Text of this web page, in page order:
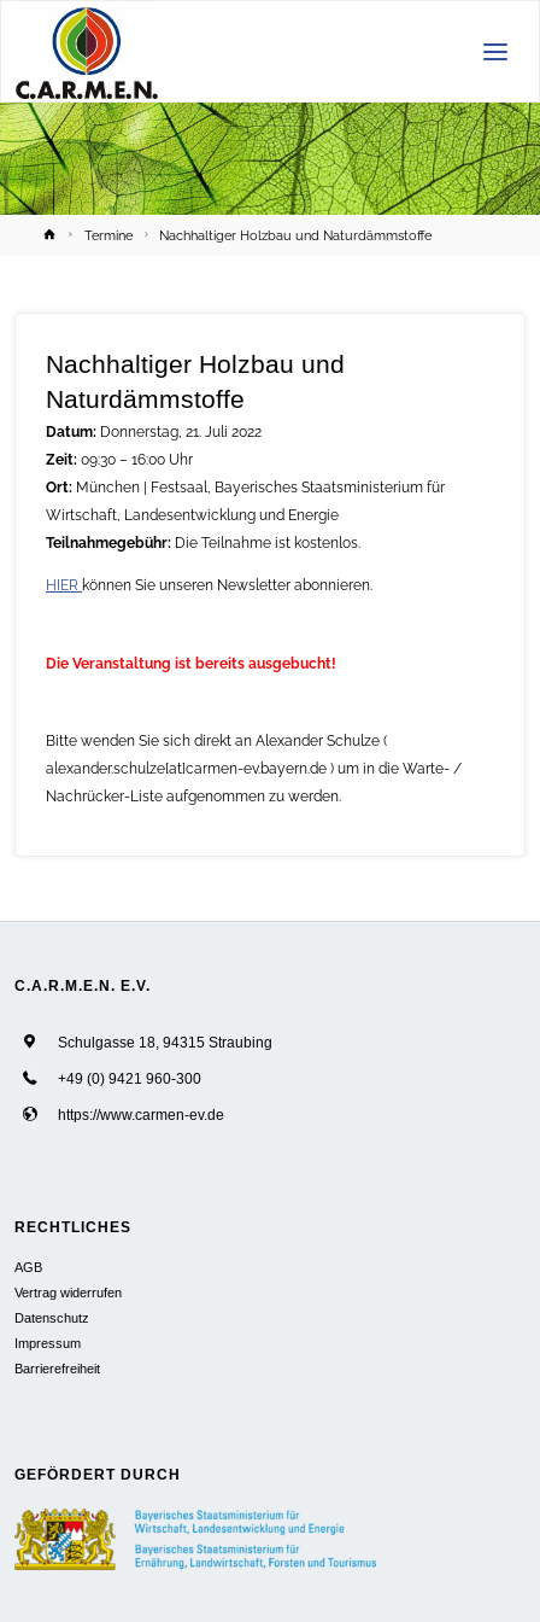
HomeTermine Nachhaltiger Holzbau und Naturdämmstoffe
Nachhaltiger Holzbau und
Naturdämmstoffe
Datum: Donnerstag, 21. Juli 2022
Zeit: 09:30 – 16:00 Uhr
Ort: München | Festsaal, Bayerisches Staatsministerium für
Wirtschaft, Landesentwicklung und Energie
Teilnahmegebühr: Die Teilnahme ist kostenlos.
HIER können Sie unseren Newsletter abonnieren.
Die Veranstaltung ist bereits ausgebucht!
Bitte wenden Sie sich direkt an Alexander Schulze (
alexander.schulze[at]carmen-ev.bayern.de ) um in die Warte- /
Nachrücker-Liste aufgenommen zu werden.
C.A.R.M.E.N. E.V.
Schulgasse 18, 94315 Straubing
+49 (0) 9421 960-300
https://www.carmen-ev.de
RECHTLICHES
AGB
Vertrag widerrufen
Datenschutz
Impressum
Barrierefreiheit
GEFÖRDERT DURCH